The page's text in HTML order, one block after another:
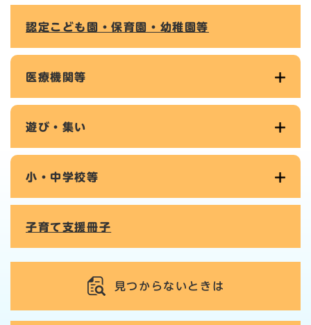
認定こども園・保育園・幼稚園等
医療機関等
遊び・集い
小・中学校等
子育て支援冊子
見つからないときは